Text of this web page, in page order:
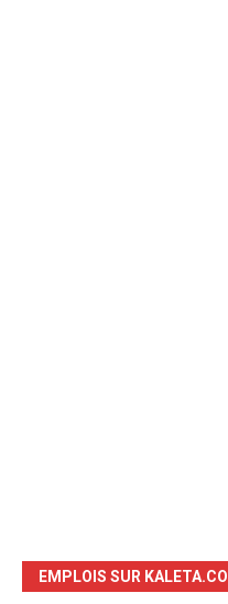
EMPLOIS SUR KALETA.CO